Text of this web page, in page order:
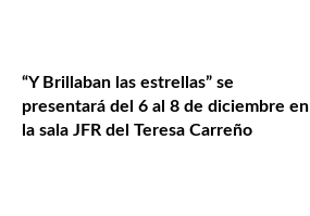
“Y Brillaban las estrellas” se
presentará del 6 al 8 de diciembre en
la sala JFR del Teresa Carreño